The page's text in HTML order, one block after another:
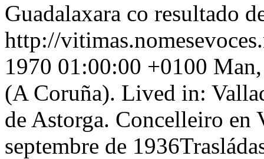
Guadalaxara co resultado
http://
1970 01:00:00 +0100
(A Coruña). Lived in:
de Astorga. Concelleiro
septembre de